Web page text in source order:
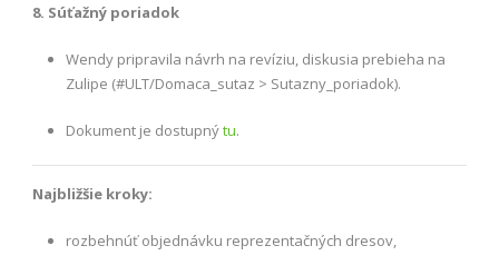
8. Súťažný poriadok
Wendy pripravila návrh na revíziu, diskusia prebieha na
Zulipe (#ULT/Domaca_sutaz > Sutazny_poriadok).
Dokument je dostupnýtu.
Najbližšie kroky:
rozbehnúť objednávku reprezentačných dresov,